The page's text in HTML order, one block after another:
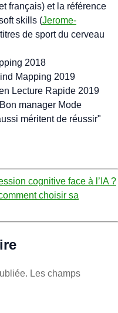
français) et la référence
skills (Jerome-
de sport du cerveau
2018
Mapping 2019
Lecture Rapide 2019
manager Mode
méritent de réussir"
cognitive face à l’IA ?
choisir sa
Les champs